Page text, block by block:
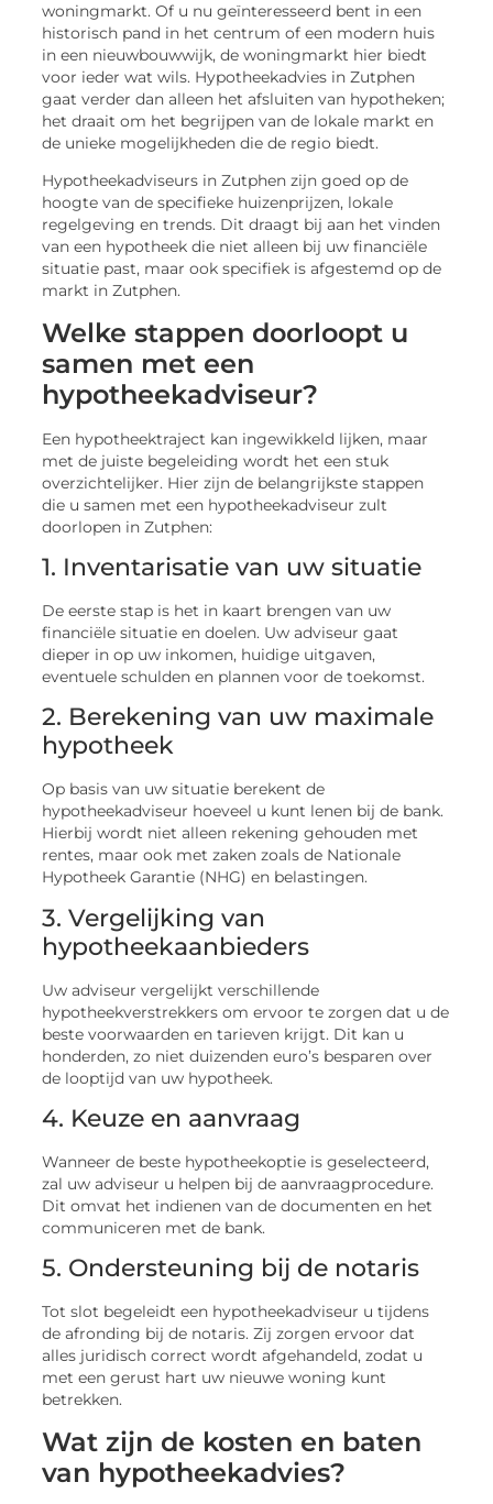
woningmarkt. Of u nu geïnteresseerd bent in een
historisch pand in het centrum of een modern huis
in een nieuwbouwwijk, de woningmarkt hier biedt
voor ieder wat wils. Hypotheekadvies in Zutphen
gaat verder dan alleen het afsluiten van hypotheken;
het draait om het begrijpen van de lokale markt en
de unieke mogelijkheden die de regio biedt.
Hypotheekadviseurs in Zutphen zijn goed op de
hoogte van de specifieke huizenprijzen, lokale
regelgeving en trends. Dit draagt bij aan het vinden
van een hypotheek die niet alleen bij uw financiële
situatie past, maar ook specifiek is afgestemd op de
markt in Zutphen.
Welke stappen doorloopt u
samen met een
hypotheekadviseur?
Een hypotheektraject kan ingewikkeld lijken, maar
met de juiste begeleiding wordt het een stuk
overzichtelijker. Hier zijn de belangrijkste stappen
die u samen met een hypotheekadviseur zult
doorlopen in Zutphen:
1. Inventarisatie van uw situatie
De eerste stap is het in kaart brengen van uw
financiële situatie en doelen. Uw adviseur gaat
dieper in op uw inkomen, huidige uitgaven,
eventuele schulden en plannen voor de toekomst.
2. Berekening van uw maximale
hypotheek
Op basis van uw situatie berekent de
hypotheekadviseur hoeveel u kunt lenen bij de bank.
Hierbij wordt niet alleen rekening gehouden met
rentes, maar ook met zaken zoals de Nationale
Hypotheek Garantie (NHG) en belastingen.
3. Vergelijking van
hypotheekaanbieders
Uw adviseur vergelijkt verschillende
hypotheekverstrekkers om ervoor te zorgen dat u de
beste voorwaarden en tarieven krijgt. Dit kan u
honderden, zo niet duizenden euro’s besparen over
de looptijd van uw hypotheek.
4. Keuze en aanvraag
Wanneer de beste hypotheekoptie is geselecteerd,
zal uw adviseur u helpen bij de aanvraagprocedure.
Dit omvat het indienen van de documenten en het
communiceren met de bank.
5. Ondersteuning bij de notaris
Tot slot begeleidt een hypotheekadviseur u tijdens
de afronding bij de notaris. Zij zorgen ervoor dat
alles juridisch correct wordt afgehandeld, zodat u
met een gerust hart uw nieuwe woning kunt
betrekken.
Wat zijn de kosten en baten
van hypotheekadvies?